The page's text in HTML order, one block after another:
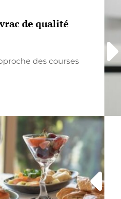
de qualité
des courses